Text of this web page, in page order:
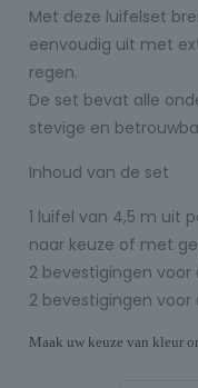
Met deze luifelset
eenvoudig uit met
regen.
De set bevat alle
stevige en
Inhoud van de set
1 luifel van 4,5 m uit
naar keuze of met
2 bevestigingen voor
2 bevestigingen
Maak uw keuze van kleur